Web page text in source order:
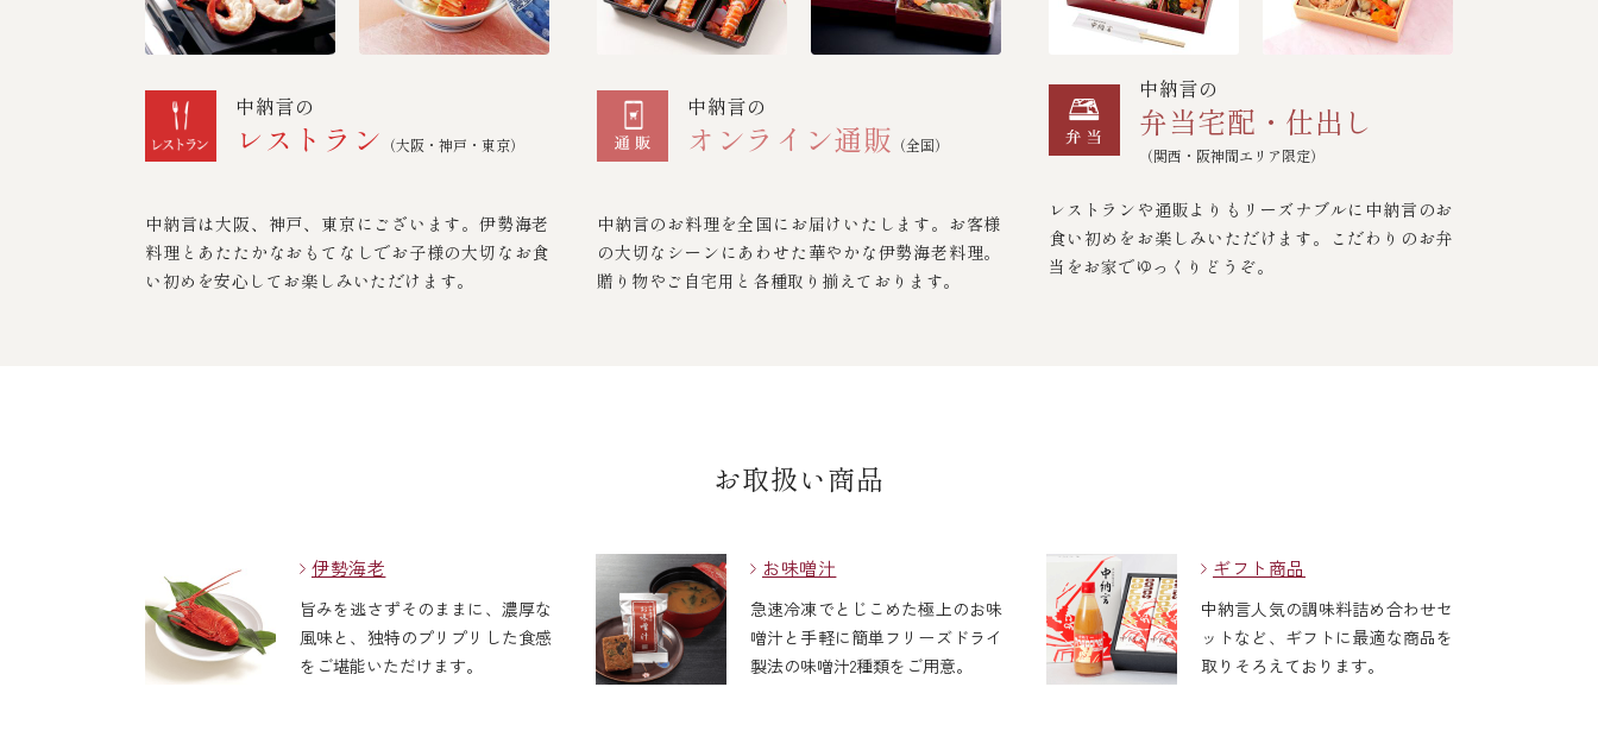
中納言の
レストラン （大阪・神戸・東京）
中納言は大阪、神戸、東京にございます。伊勢海老
料理とあたたかなおもてなしでお子様の大切なお食
い初めを安心してお楽しみいただけます。
中納言の
オンライン通販 （全国）
中納言のお料理を全国にお届けいたします。お客様
の大切なシーンにあわせた華やかな伊勢海老料理。
贈り物やご自宅用と各種取り揃えております。
中納言の
弁当宅配・仕出し
（関西・阪神間エリア限定）
レストランや通販よりもリーズナブルに中納言のお
食い初めをお楽しみいただけます。こだわりのお弁
当をお家でゆっくりどうぞ。
お取扱い商品
伊勢海老
旨みを逃さずそのままに、濃厚な
風味と、独特のプリプリした食感
をご堪能いただけます。
お味噌汁
急速冷凍でとじこめた極上のお味
噌汁と手軽に簡単フリーズドライ
製法の味噌汁2種類をご用意。
ギフト商品
中納言人気の調味料詰め合わせセ
ットなど、ギフトに最適な商品を
取りそろえております。